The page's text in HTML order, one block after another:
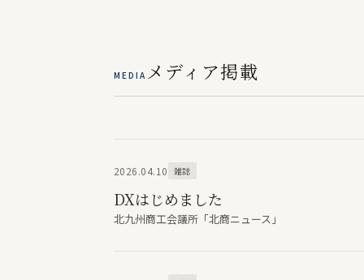
MEDIA メディア掲載
2026.04.10 雑誌
DXはじめました
北九州商工会議所「北商ニュース」